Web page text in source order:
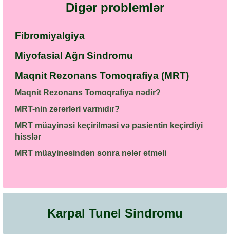
Digər problemlər
Fibromiyalgiya
Miyofasial Ağrı Sindromu
Maqnit Rezonans Tomoqrafiya (MRT)
Maqnit Rezonans Tomoqrafiya nədir?
MRT-nin zərərləri varmıdır?
MRT müayinəsi keçirilməsi və pasientin keçirdiyi
hisslər
MRT müayinəsindən sonra nələr etməli
Karpal Tunel Sindromu